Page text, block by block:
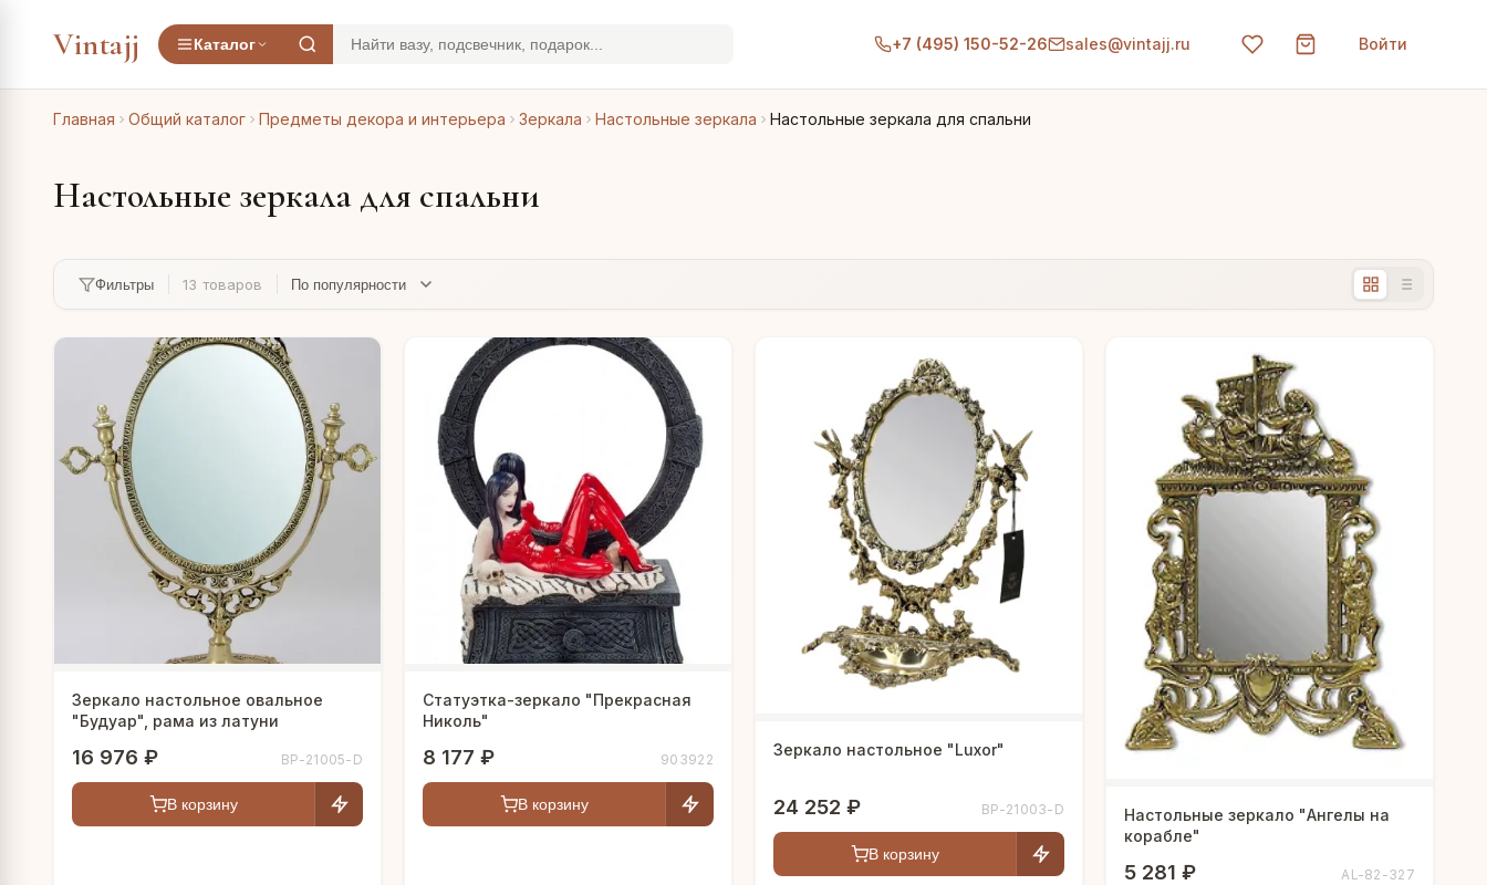
Vintajj Каталог +7 (495) 150-52-26 sales@vintajj.ru Войти
Главная Общий каталог Предметы декора и интерьера Зеркала Настольные зеркала Настольные зеркала для спальни
Настольные зеркала для спальни
Фильтры 13 товаров
Зеркало настольное овальное
"Будуар", рама из латуни
16 976 ₽ BP-21005-D
В корзину
Статуэтка-зеркало "Прекрасная
Николь"
8 177 ₽ 903922
В корзину
Зеркало настольное "Luxor"
24 252 ₽ BP-21003-D
В корзину
Настольные зеркало "Ангелы на
корабле"
5 281 ₽ AL-82-327